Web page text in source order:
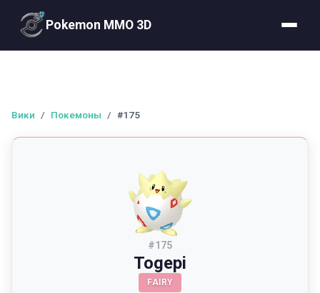
Pokemon MMO 3D
Вики / Покемоны / #175
#175
Togepi
FAIRY